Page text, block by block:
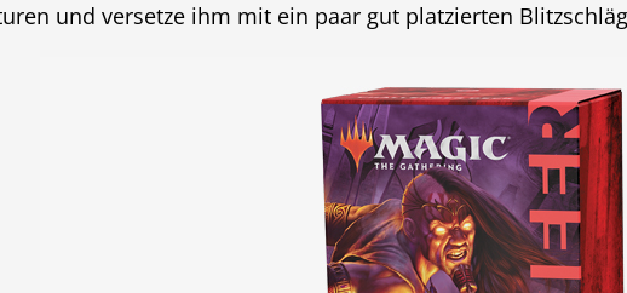
und versetze ihm mit ein paar gut platzierten